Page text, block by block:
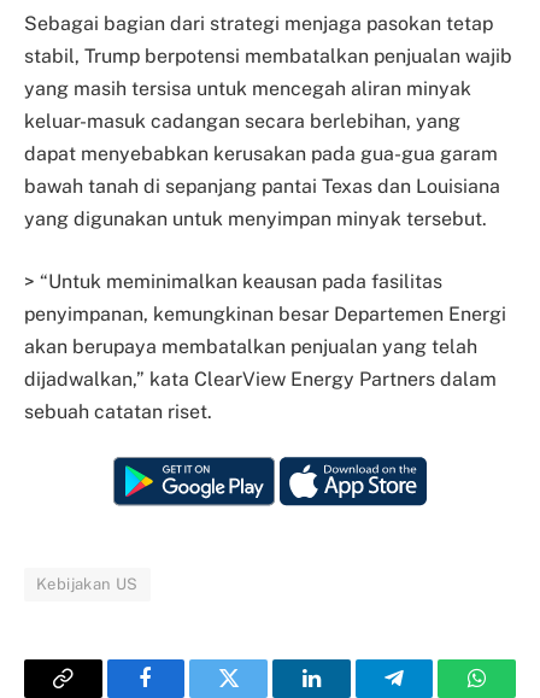
Sebagai bagian dari strategi menjaga pasokan tetap
stabil, Trump berpotensi membatalkan penjualan wajib
yang masih tersisa untuk mencegah aliran minyak
keluar-masuk cadangan secara berlebihan, yang
dapat menyebabkan kerusakan pada gua-gua garam
bawah tanah di sepanjang pantai Texas dan Louisiana
yang digunakan untuk menyimpan minyak tersebut.
> “Untuk meminimalkan keausan pada fasilitas
penyimpanan, kemungkinan besar Departemen Energi
akan berupaya membatalkan penjualan yang telah
dijadwalkan,” kata ClearView Energy Partners dalam
sebuah catatan riset.
Kebijakan US